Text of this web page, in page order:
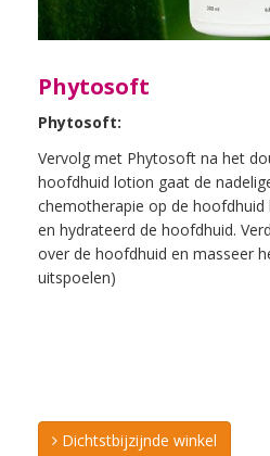
Phytosoft
Phytosoft:
Vervolg met Phytosoft na het
hoofdhuid lotion gaat de
chemotherapie op de
en hydrateerd de hoofdhuid.
over de hoofdhuid en masseer
uitspoelen)
Dichtstbijzijnde winkel